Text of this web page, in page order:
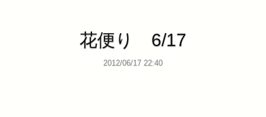
花便り 6/17
2012/06/17 22:40